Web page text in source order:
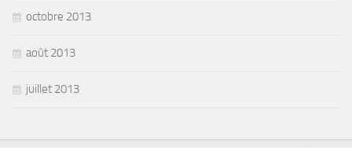
octobre 2013
août 2013
juillet 2013